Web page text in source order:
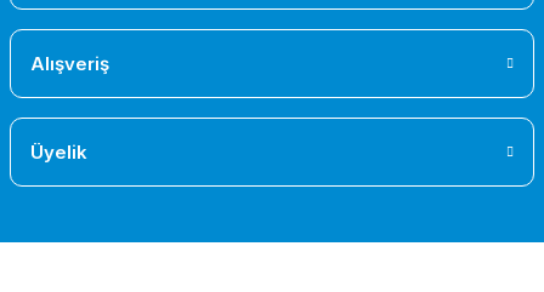
Alışveriş
Üyelik